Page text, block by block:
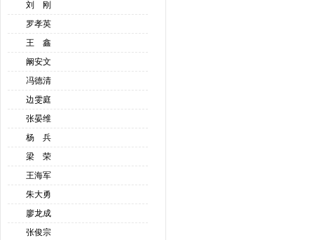
刘 刚
罗孝英
王 鑫
阚安文
冯德清
边雯庭
张晏维
杨 兵
梁 荣
王海军
朱大勇
廖龙成
张俊宗